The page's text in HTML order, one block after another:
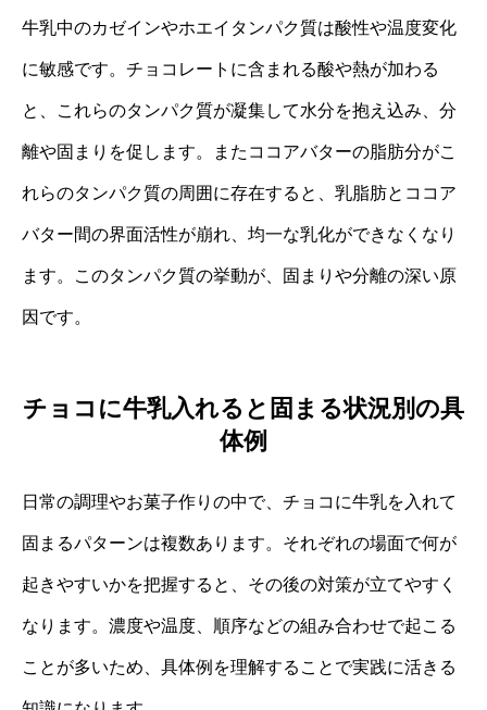
牛乳中のカゼインやホエイタンパク質は酸性や温度変化
に敏感です。チョコレートに含まれる酸や熱が加わる
と、これらのタンパク質が凝集して水分を抱え込み、分
離や固まりを促します。またココアバターの脂肪分がこ
れらのタンパク質の周囲に存在すると、乳脂肪とココア
バター間の界面活性が崩れ、均一な乳化ができなくなり
ます。このタンパク質の挙動が、固まりや分離の深い原
因です。
チョコに牛乳入れると固まる状況別の具
体例
日常の調理やお菓子作りの中で、チョコに牛乳を入れて
固まるパターンは複数あります。それぞれの場面で何が
起きやすいかを把握すると、その後の対策が立てやすく
なります。濃度や温度、順序などの組み合わせで起こる
ことが多いため、具体例を理解することで実践に活きる